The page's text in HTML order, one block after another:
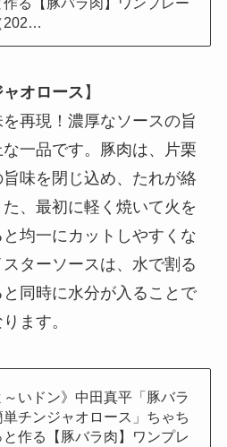
202…
オロース 】
再現！濃厚なソースの旨
一品です。豚肉は、片栗
味を閉じ込め、たれが絡
、最初に軽く焼いて火を
均一にカットしやすくな
ターソースは、水で割る
同時に水分が入ることで
ます。
～いドン》中田真平「豚バラ
単チンジャオロース」ちゃち
と作る【豚バラ肉】ワンプレ